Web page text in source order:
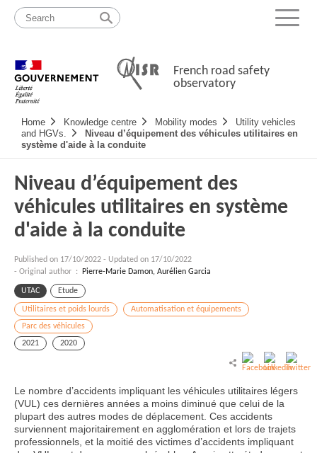
content
map
Menu
French road safety
observatory
Navigation
principale
Home Knowledge centre Mobility modes
Utility vehicles
and HGVs.
Niveau d’équipement des véhicules utilitaires en
système d'aide à la conduite
Niveau d’équipement des
véhicules utilitaires en système
d'aide à la conduite
Published on 17/10/2022 - Updated on 17/10/2022
- Original author :
Pierre-Marie Damon, Aurélien Garcia
UTAC Etude
Utilitaires et poids lourds
Automatisation et équipements
Parc des véhicules
2021
2020
Le nombre d’accidents impliquant les véhicules utilitaires légers
(VUL) ces dernières années a moins diminué que celui de la
plupart des autres modes de déplacement. Ces accidents
surviennent majoritairement en agglomération et lors de trajets
professionnels, et la moitié des victimes d’accidents impliquant